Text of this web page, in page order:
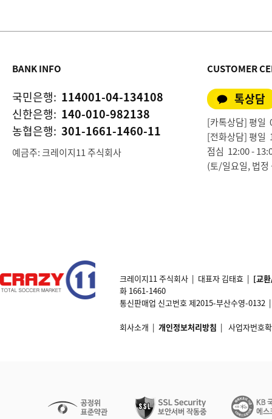
BANK INFO
국민은행: 114001-04-134108
신한은행: 140-010-982138
농협은행: 301-1661-1460-11
예금주: 크레이지11 주식회사
CUSTOMER
톡상담
[카톡상담] 평일
[전화상담] 평일
점심 12:00 -
(토/일요일, 법정
크레이지11 주식회사 | 대표자 김태효 | [교
화 1661-1460
통신판매업 신고번호 제2015-부산수영-
회사소개 | 개인정보처리방침 | 사업자번호